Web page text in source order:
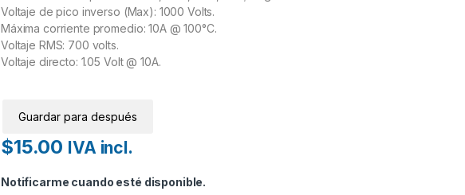
Voltaje de pico inverso (Max): 1000 Volts.
Máxima corriente promedio: 10A @ 100°C.
Voltaje RMS: 700 volts.
Voltaje directo: 1.05 Volt @ 10A.
Guardar para después
$15.00 IVA incl.
Notificarme cuando esté disponible.